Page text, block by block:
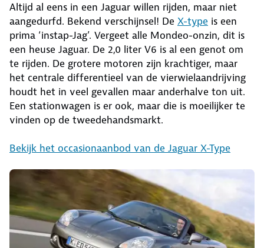
Altijd al eens in een Jaguar willen rijden, maar niet
aangedurfd. Bekend verschijnsel! De X-type is een
prima ‘instap-Jag’. Vergeet alle Mondeo-onzin, dit is
een heuse Jaguar. De 2,0 liter V6 is al een genot om
te rijden. De grotere motoren zijn krachtiger, maar
het centrale differentieel van de vierwielaandrijving
houdt het in veel gevallen maar anderhalve ton uit.
Een stationwagen is er ook, maar die is moeilijker te
vinden op de tweedehandsmarkt.
Bekijk het occasionaanbod van de Jaguar X-Type